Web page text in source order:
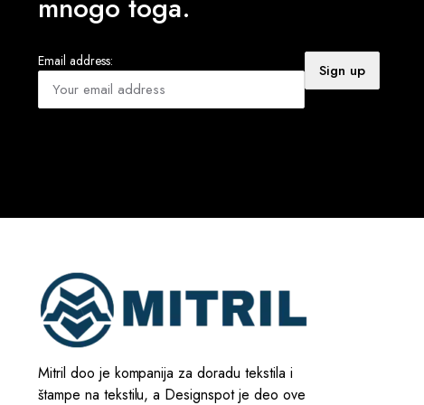
Email address:
Mitril doo je kompanija za doradu tekstila i
štampe na tekstilu, a Designspot je deo ove